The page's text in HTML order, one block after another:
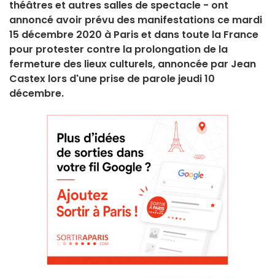
théâtres et autres salles de spectacle - ont
annoncé avoir prévu des manifestations ce mardi
15 décembre 2020 à Paris et dans toute la France
pour protester contre la prolongation de la
fermeture des lieux culturels, annoncée par Jean
Castex lors d'une prise de parole jeudi 10
décembre.